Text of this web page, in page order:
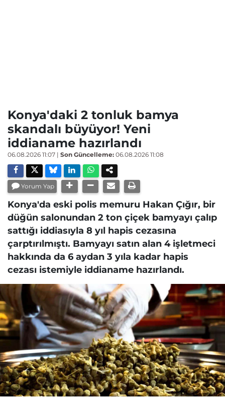
Konya'daki 2 tonluk bamya
skandalı büyüyor! Yeni
iddianame hazırlandı
06.08.2026 11:07 | Son Güncelleme: 06.08.2026 11:08
Yorum Yap
Konya'da eski polis memuru Hakan Çığır, bir
düğün salonundan 2 ton çiçek bamyayı çalıp
sattığı iddiasıyla 8 yıl hapis cezasına
çarptırılmıştı. Bamyayı satın alan 4 işletmeci
hakkında da 6 aydan 3 yıla kadar hapis
cezası istemiyle iddianame hazırlandı.